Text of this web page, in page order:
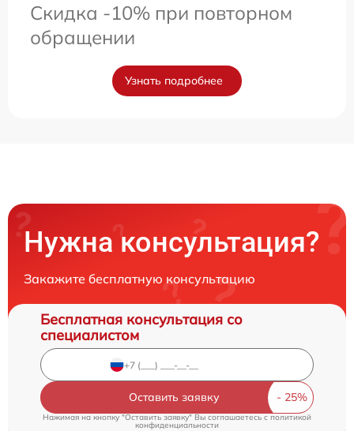
Скидка -10% при повторном
обращении
Узнать подробнее
Нужна консультация?
Закажите бесплатную консультацию
Бесплатная консультация со
специалистом
Оставить заявку
Нажимая на кнопку "Оставить заявку" Вы соглашаетесь cполитикой
конфиденциальности